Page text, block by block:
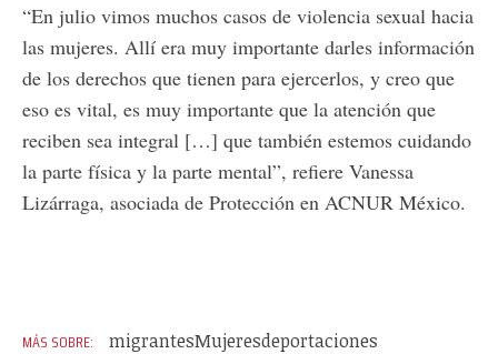
“En julio vimos muchos casos de violencia sexual hacia
las mujeres. Allí era muy importante darles información
de los derechos que tienen para ejercerlos, y creo que
eso es vital, es muy importante que la atención que
reciben sea integral […] que también estemos cuidando
la parte física y la parte mental”, refiere Vanessa
Lizárraga, asociada de Protección en ACNUR México.
migrantesMujeresdeportaciones